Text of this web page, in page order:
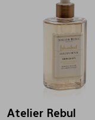
Atelier Rebul